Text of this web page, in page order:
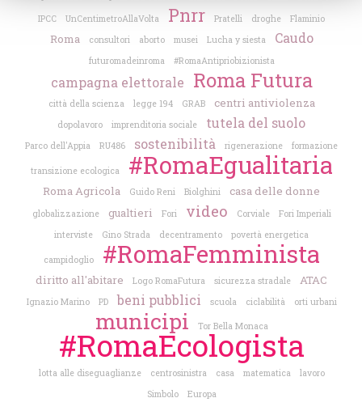
IPCC
UnCentimetroAllaVolta Pnrr Pratelli droghe Flaminio
Roma consultori aborto musei Lucha y siesta Caudo
futuromadeinroma #RomaAntipriobizionista
campagna elettorale Roma Futura
città della scienza legge 194 GRAB centri antiviolenza
dopolavoro imprenditoria sociale tutela del suolo
Parco dell'Appia RU486 sostenibilità rigenerazione formazione
transizione ecologica #RomaEgualitaria
Roma Agricola Guido Reni Biolghini casa delle donne
globalizzazione gualtieri Fori video Corviale
Fori Imperiali
interviste
Gino Strada decentramento povertà energetica
campidoglio #RomaFemminista
diritto all'abitare Logo RomaFutura sicurezza stradale ATAC
Ignazio Marino PD beni pubblici scuola ciclabilità orti urbani
municipi Tor Bella Monaca
#RomaEcologista
lotta alle diseguaglianze centrosinistra casa matematica
lavoro
Simbolo
Europa